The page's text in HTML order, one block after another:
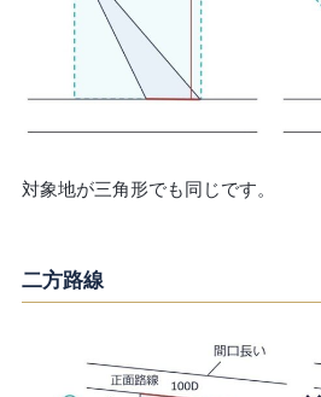
対象地が三角形でも同じです。
二方路線